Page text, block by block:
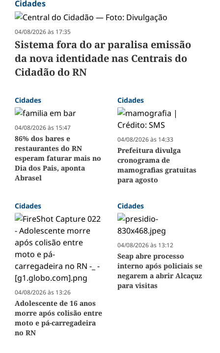
Cidades
04/08/2026 às 17:35
Sistema fora do ar paralisa emissão
da nova identidade nas Centrais do
Cidadão do RN
Cidades
04/08/2026 às 15:47
86% dos bares e
restaurantes do RN
esperam faturar mais no
Dia dos Pais, aponta
Abrasel
Cidades
04/08/2026 às 14:33
Prefeitura divulga
cronograma de
mamografias gratuitas
para agosto
Cidades
04/08/2026 às 13:26
Adolescente de 16 anos
morre após colisão entre
moto e pá-carregadeira
no RN
Cidades
04/08/2026 às 13:12
Seap abre processo
interno após policiais se
negarem a abrir Alcaçuz
para visitas